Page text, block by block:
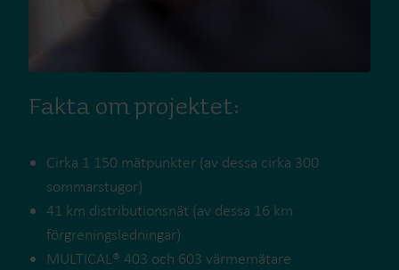
Fakta om projektet:
Cirka 1 150 mätpunkter (av dessa cirka 300
sommarstugor)
41 km distributionsnät (av dessa 16 km
förgreningsledningar)
MULTICAL® 403 och 603 värmemätare